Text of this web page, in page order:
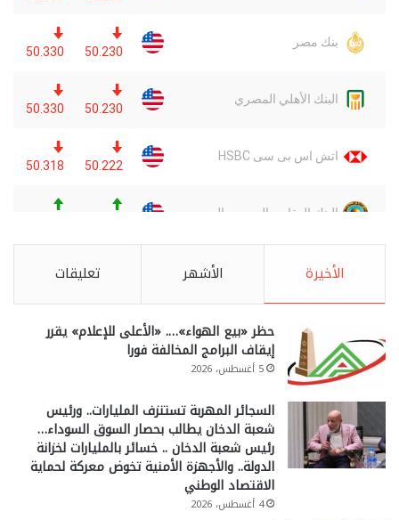
الأخيرة الأشهر تعليقات
حظر «بيع الهواء»…. «الأعلى للإعلام» يقرر
إيقاف البرامج المخالفة فورا
5 أغسطس، 2026
السجائر المهربة تستنزف المليارات.. ورئيس
شعبة الدخان يطالب بحصار السوق السوداء…
رئيس شعبة الدخان .. خسائر بالمليارات لخزانة
الدولة.. والأجهزة الأمنية تخوض معركة لحماية
الاقتصاد الوطني
4 أغسطس، 2026